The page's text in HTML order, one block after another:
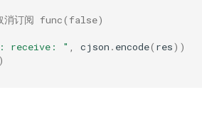
消订阅 func(false)
receive: " cjson . encode( res))
)